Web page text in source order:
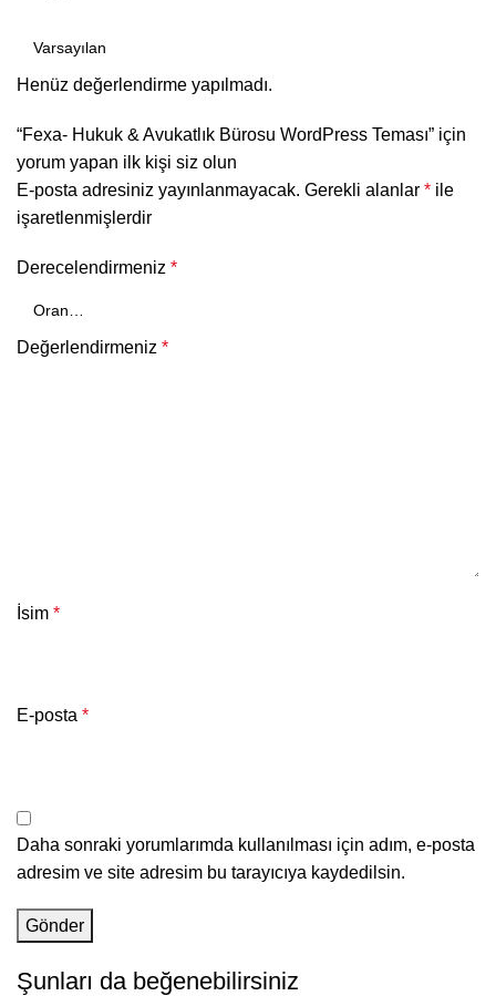
Henüz değerlendirme yapılmadı.
“Fexa- Hukuk & Avukatlık Bürosu WordPress Teması” için
yorum yapan ilk kişi siz olun
E-posta adresiniz yayınlanmayacak. Gerekli alanlar * ile
işaretlenmişlerdir
Derecelendirmeniz *
Değerlendirmeniz *
İsim *
E-posta *
Daha sonraki yorumlarımda kullanılması için adım, e-posta
adresim ve site adresim bu tarayıcıya kaydedilsin.
Şunları da beğenebilirsiniz